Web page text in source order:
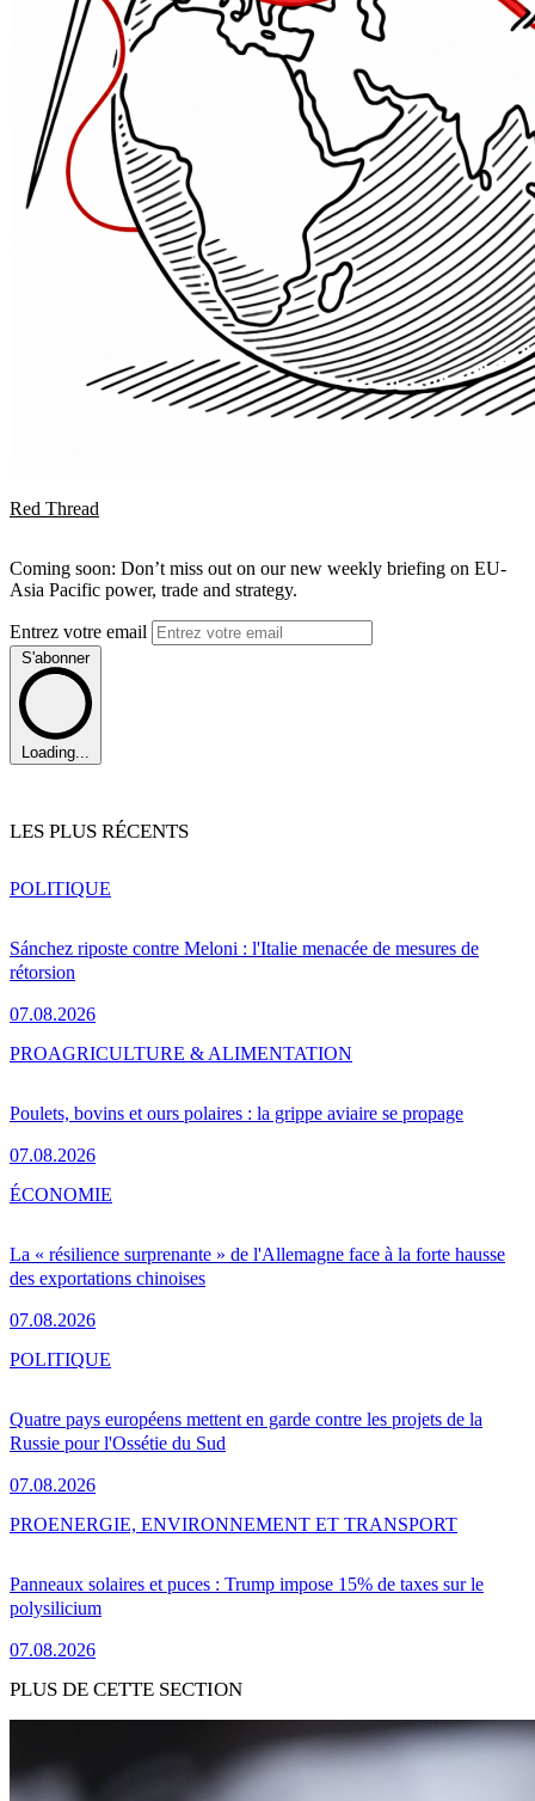
Red Thread
Coming soon: Don’t miss out on our new weekly briefing on EU-
Asia Pacific power, trade and strategy.
Entrez votre email
S'abonner
Loading...
LES PLUS RÉCENTS
Sánchez riposte contre Meloni : l'Italie menacée de mesures de
rétorsion
07.08.2026
POLITIQUE
Poulets, bovins et ours polaires : la grippe aviaire se propage
07.08.2026
PROAGRICULTURE & ALIMENTATION
La « résilience surprenante » de l'Allemagne face à la forte hausse
des exportations chinoises
07.08.2026
ÉCONOMIE
Quatre pays européens mettent en garde contre les projets de la
Russie pour l'Ossétie du Sud
07.08.2026
POLITIQUE
Panneaux solaires et puces : Trump impose 15% de taxes sur le
polysilicium
07.08.2026
PROENERGIE, ENVIRONNEMENT ET TRANSPORT
PLUS DE CETTE SECTION